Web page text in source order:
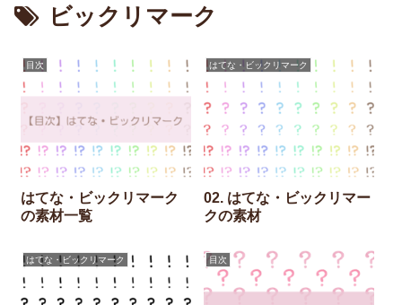
ビックリマーク
目次
はてな・ビックリマーク
の素材一覧
はてな・ビックリマーク
02. はてな・ビックリマー
クの素材
はてな・ビックリマーク 目次